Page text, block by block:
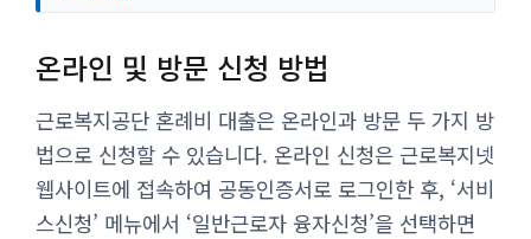
온라인 및 방문 신청 방법
근로복지공단 혼례비 대출은 온라인과 방문 두 가지 방
법으로 신청할 수 있습니다. 온라인 신청은 근로복지넷
웹사이트에 접속하여 공동인증서로 로그인한 후, ‘서비
스신청’ 메뉴에서 ‘일반근로자 융자신청’을 선택하면